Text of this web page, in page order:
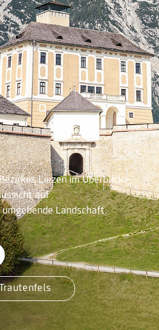
Liezen im Überblick –
auf
Landschaft.